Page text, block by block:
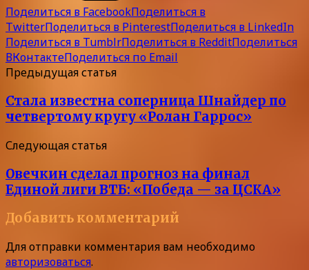
Поделиться в FacebookПоделиться в
TwitterПоделиться в PinterestПоделиться в LinkedIn
Поделиться в TumblrПоделиться в RedditПоделиться
ВКонтактеПоделиться по Email
Предыдущая статья
Стала известна соперница Шнайдер по
четвертому кругу «Ролан Гаррос»
Следующая статья
Овечкин сделал прогноз на финал
Единой лиги ВТБ: «Победа — за ЦСКА»
Добавить комментарий
Для отправки комментария вам необходимо
авторизоваться.